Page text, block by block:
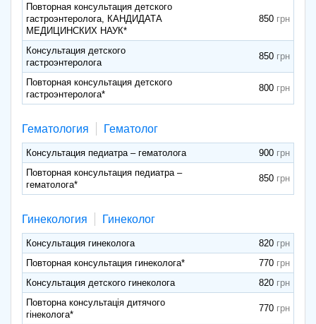
Повторная консультация детского
гастроэнтеролога, КАНДИДАТА
МЕДИЦИНСКИХ НАУК*
850
Консультация детского
гастроэнтеролога
850
Повторная консультация детского
гастроэнтеролога*
800
Гематология Гематолог
Консультация педиатра – гематолога
900
Повторная консультация педиатра –
гематолога*
850
Гинекология Гинеколог
Консультация гинеколога
820
Повторная консультация гинеколога*
770
Консультация детского гинеколога
820
Повторна консультація дитячого
гінеколога*
770